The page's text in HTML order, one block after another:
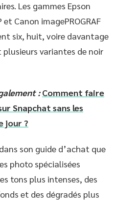
Les gammes Epson
et Canon imagePROGRAF
six, huit, voire davantage
plusieurs variantes de noir
: Comment faire
Snapchat sans les
jour ?
son guide d’achat que
photo spécialisées
tons plus intenses, des
et des dégradés plus